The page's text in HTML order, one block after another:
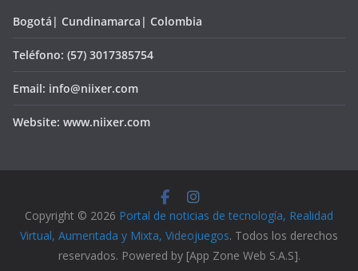
Bogotá| Cundinamarca| Colombia
Teléfono: (57) 3017385754
Email: info@niixer.com
Website: www.niixer.com
Copyright © 2026 Portal de noticias de tecnología, Realidad
Virtual, Aumentada y Mixta, Videojuegos. Todos los derechos
reservados. Powered by [App Zone Web S.A.S].